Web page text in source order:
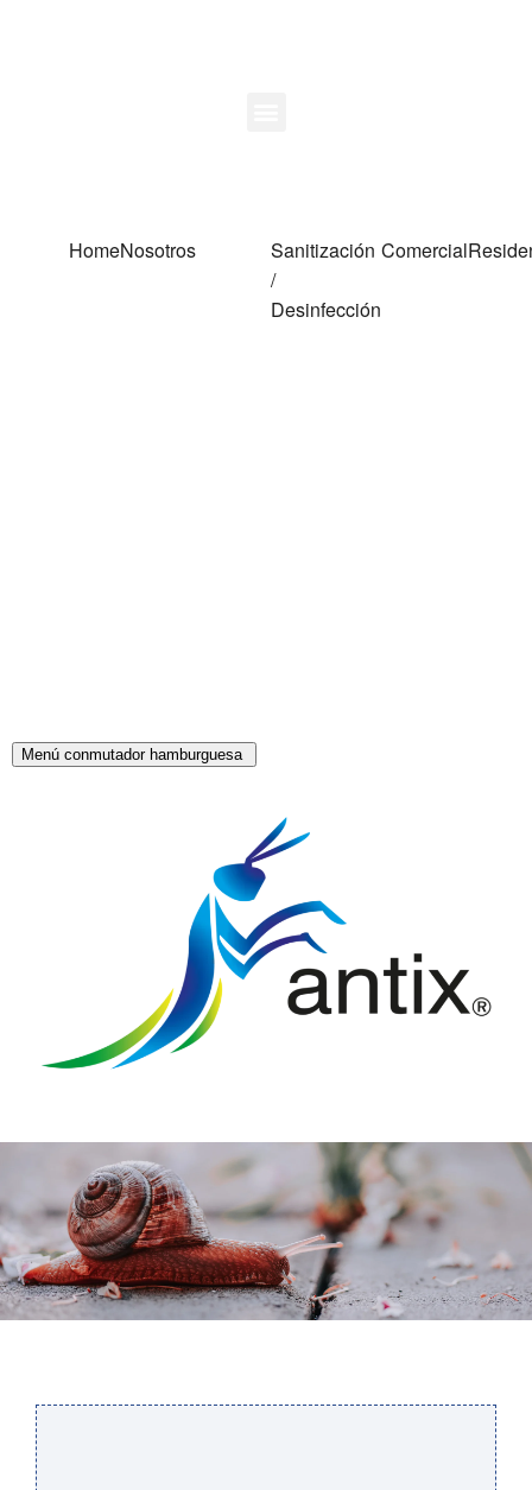
HomeNosotros
Sanitización
/
Desinfección
Comercial
Menú conmutador hamburguesa